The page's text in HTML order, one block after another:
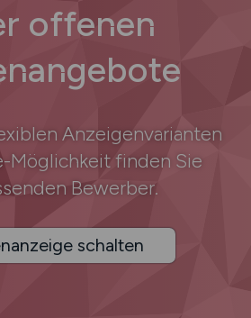
offenen
Anzeigenvarianten
Möglichkeit finden Sie
Bewerber.
schalten